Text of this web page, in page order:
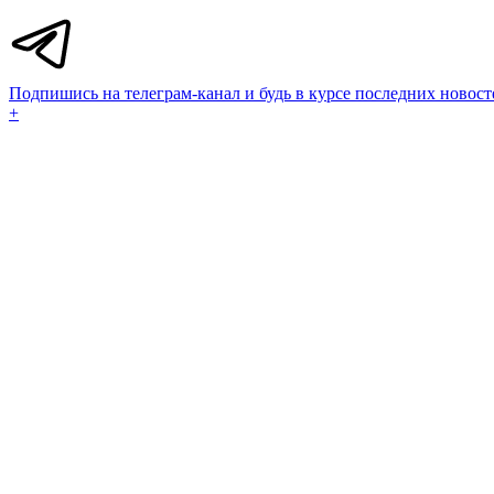
Подпишись на телеграм-канал и будь в курсе последних
+